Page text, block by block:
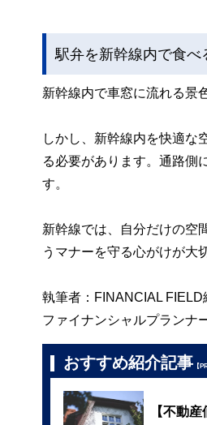
駅弁を新幹線内で食べ
新幹線内で車窓に流れる景
しかし、新幹線内を快適な
る必要があります。通路側
す。
新幹線では、自分だけの空
うマナーを守る心がけが大
執筆者：FINANCIAL FIELD
ファイナンシャルプランナ
おすすめ紹介記事 【
【不動